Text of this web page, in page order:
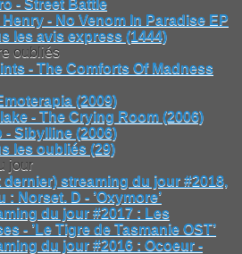
- Street Battle
- No Venom In Paradise EP
les avis express (1444)
oubliés
- The Comforts Of Madness
(2009)
- The Crying Room (2006)
- Sibylline (2006)
les oubliés (29)
jour
dernier) streaming du jour #2018,
: Norset. D - ’Oxymore’
du jour #2017 : Les
- ’Le Tigre de Tasmanie OST’
du jour #2016 : Ocoeur -